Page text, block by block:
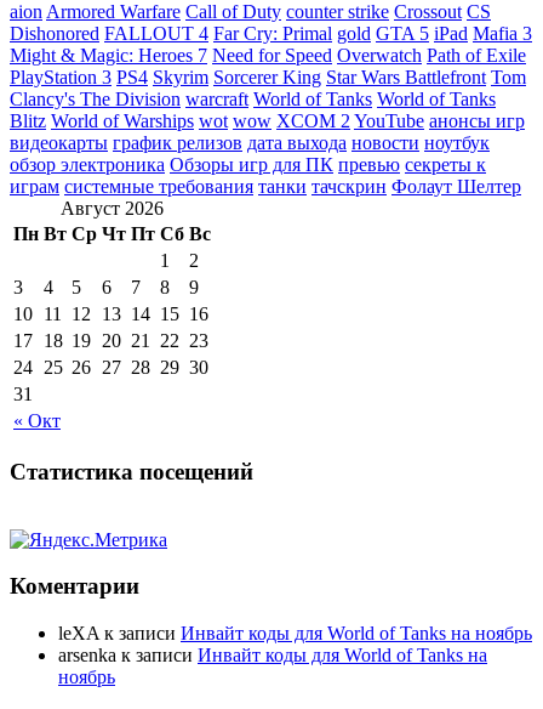
aion Armored Warfare Call of Duty counter strike Crossout CS
Dishonored FALLOUT 4 Far Cry: Primal gold GTA 5 iPad Mafia 3
Might & Magic: Heroes 7 Need for Speed Overwatch Path of Exile
PlayStation 3 PS4 Skyrim Sorcerer King Star Wars Battlefront Tom
Clancy's The Division warcraft World of Tanks World of Tanks
Blitz World of Warships wot wow XCOM 2 YouTube анонсы игр
видеокарты график релизов дата выхода новости ноутбук
обзор электроника Обзоры игр для ПК превью секреты к
играм системные требования танки тачскрин Фолаут Шелтер
Август 2026
Пн Вт Ср Чт Пт Сб Вс
« Окт
1
2
3
4 5 6 7 8
9
10 11 12 13 14 15 16
17 18 19 20 21 22 23
24 25 26 27 28 29 30
31
Статистика посещений
Коментарии
leXA к записи Инвайт коды для World of Tanks на ноябрь
arsenka к записи Инвайт коды для World of Tanks на
ноябрь